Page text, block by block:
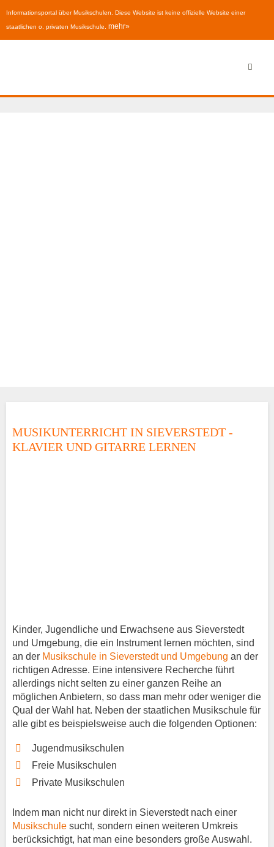
Informationsportal über Musikschulen. Diese Website ist keine offizielle Website einer
staatlichen o. privaten Musikschule. mehr»
MUSIKUNTERRICHT IN SIEVERSTEDT -
KLAVIER UND GITARRE LERNEN
Kinder, Jugendliche und Erwachsene aus Sieverstedt
und Umgebung, die ein Instrument lernen möchten, sind
an der Musikschule in Sieverstedt und Umgebung an der
richtigen Adresse. Eine intensivere Recherche führt
allerdings nicht selten zu einer ganzen Reihe an
möglichen Anbietern, so dass man mehr oder weniger die
Qual der Wahl hat. Neben der staatlichen Musikschule für
alle gibt es beispielsweise auch die folgenden Optionen:
Jugendmusikschulen
Freie Musikschulen
Private Musikschulen
Indem man nicht nur direkt in Sieverstedt nach einer
Musikschule sucht, sondern einen weiteren Umkreis
berücksichtigt, hat man eine besonders große Auswahl.